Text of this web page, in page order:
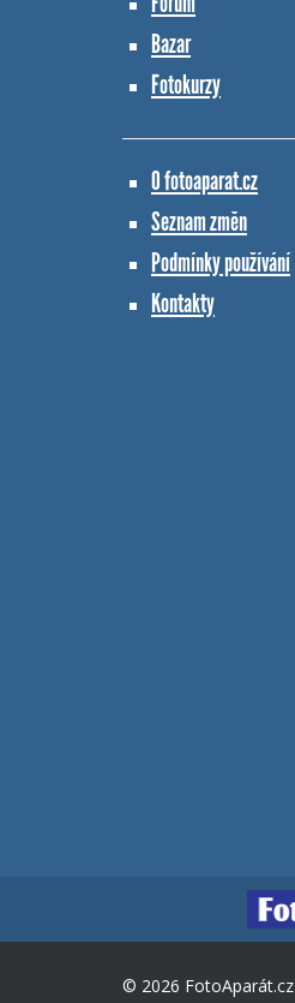
Bazar
Fotokurzy
O fotoaparat.cz
Seznam změn
Podmínky používání
Kontakty
© 2026 FotoAparát.cz